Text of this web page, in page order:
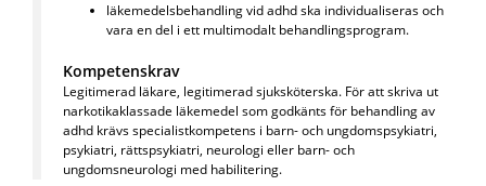
läkemedelsbehandling vid adhd ska individualiseras och
vara en del i ett multimodalt behandlingsprogram.
Kompetenskrav
Legitimerad läkare, legitimerad sjuksköterska. För att skriva ut
narkotikaklassade läkemedel som godkänts för behandling av
adhd krävs specialistkompetens i barn- och ungdomspsykiatri,
psykiatri, rättspsykiatri, neurologi eller barn- och
ungdomsneurologi med habilitering.